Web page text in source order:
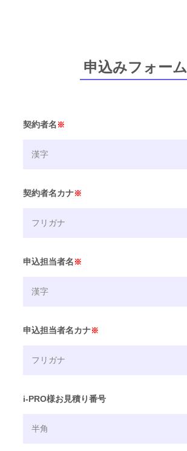
申込みフォーム
契約者名 ※
契約者名カナ※
申込担当者名 ※
申込担当者名カナ※
i-PRO様お見積り番号